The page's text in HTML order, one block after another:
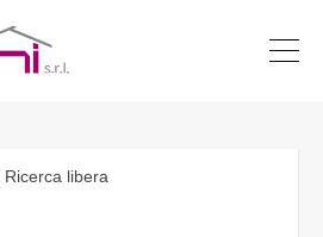
Ricerca libera